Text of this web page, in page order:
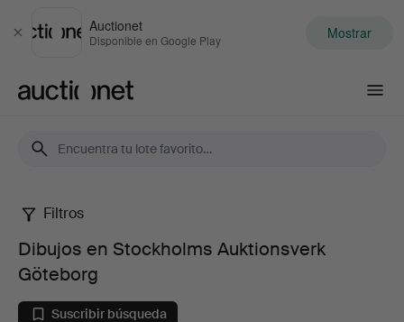
Cerrar
Auctionet
Disponible en Google Play Mostrar
Dibujos
en
Stockholms
Filtros
Dibujos en Stockholms Auktionsverk
Göteborg
Suscribir búsqueda